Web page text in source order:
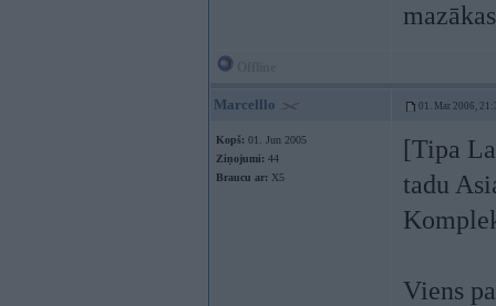
Marcelllo 01. Mar 2006,
Kopš: 01. Jun 2005
Ziņojumi: 44
Braucu ar: X5
[Tipa
tadu
Viens